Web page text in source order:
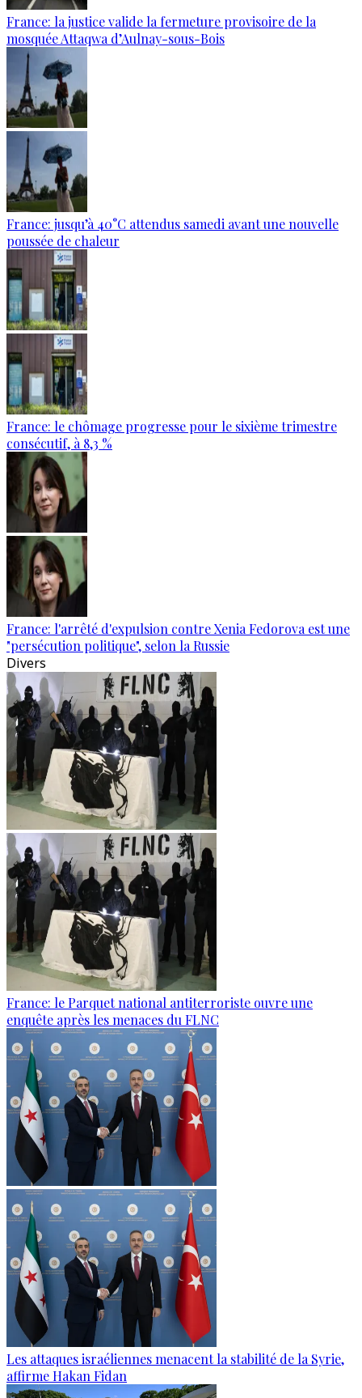
France: la justice valide la fermeture provisoire de la
mosquée Attaqwa d’Aulnay-sous-Bois
France: jusqu’à 40°C attendus samedi avant une nouvelle
poussée de chaleur
France: le chômage progresse pour le sixième trimestre
consécutif, à 8,3 %
France: l'arrêté d'expulsion contre Xenia Fedorova est une
"persécution politique", selon la Russie
Divers
France: le Parquet national antiterroriste ouvre une
enquête après les menaces du FLNC
Les attaques israéliennes menacent la stabilité de la Syrie,
affirme Hakan Fidan